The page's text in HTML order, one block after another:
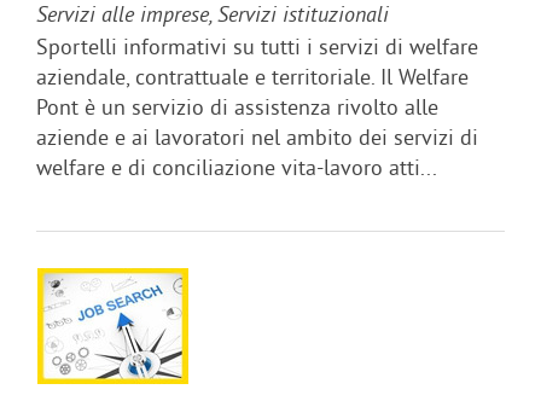
Servizi alle imprese, Servizi istituzionali
Sportelli informativi su tutti i servizi di welfare
aziendale, contrattuale e territoriale. Il Welfare
Pont è un servizio di assistenza rivolto alle
aziende e ai lavoratori nel ambito dei servizi di
welfare e di conciliazione vita-lavoro atti...